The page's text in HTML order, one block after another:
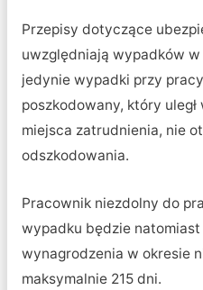
Przepisy dotyczące
uwzględniają wypadków
jedynie wypadki przy
poszkodowany, który
miejsca zatrudnienia, nie
odszkodowania.
Pracownik niezdolny do
wypadku będzie
wynagrodzenia w okresie
maksymalnie 215 dni.